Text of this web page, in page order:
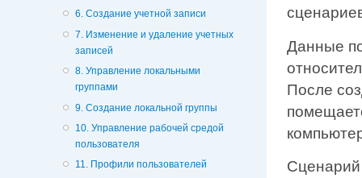
6. Создание учетной записи
7. Изменение и удаление учетных
записей
8. Управление локальными
группами
9. Создание локальной группы
10. Управление рабочей средой
пользователя
11. Профили пользователей
Данные
После
Сценарий